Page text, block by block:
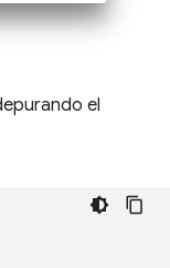
el